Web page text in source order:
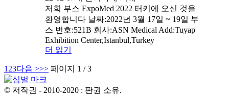
저희 부스 ExpoMed 2022 터키에 오신 것을
환영합니다 날짜:2022년 3월 17일 ~ 19일 부
스 번호:521B 회사:ASN Medical Add:Tuyap
Exhibition Center,Istanbul,Turkey
더 읽기
1 23다음 >>> 페이지 1 / 3
© 저작권 - 2010-2020 : 판권 소유.